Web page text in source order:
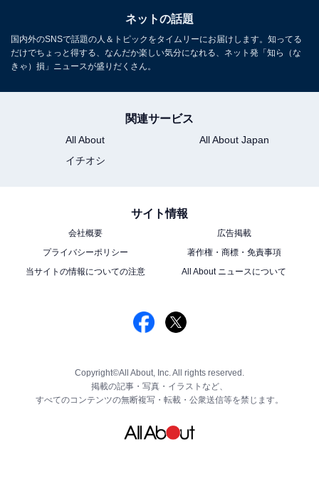
ネットの話題
国内外のSNSで話題の人＆トピックをタイムリーにお届けします。知ってる
だけでちょっと得する、なんだか楽しい気分になれる、ネット発「知ら（な
きゃ）損」ニュースが盛りだくさん。
関連サービス
All About
All About Japan
イチオシ
サイト情報
会社概要
広告掲載
プライバシーポリシー
著作権・商標・免責事項
当サイトの情報についての注意
All About ニュースについて
Copyright©All About, Inc. All rights reserved.
掲載の記事・写真・イラストなど、
すべてのコンテンツの無断複写・転載・公衆送信等を禁じます。